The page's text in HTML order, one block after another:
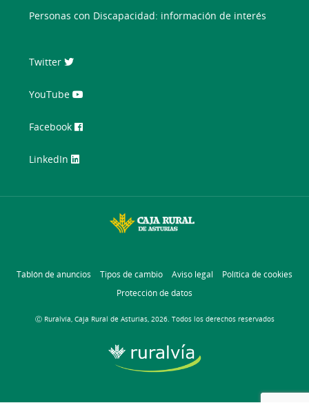
Personas con Discapacidad: información de interés
Twitter
YouTube
Facebook
LinkedIn
Tablón de anuncios Tipos de cambio Aviso legal
Política de cookies
Protección de datos
Ⓒ Ruralvía, Caja Rural de Asturias, 2026. Todos los derechos reservados